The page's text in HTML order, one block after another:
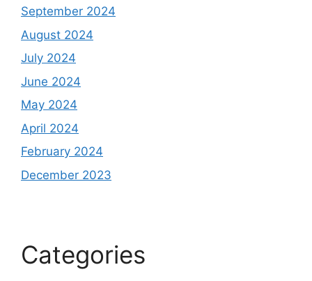
September 2024
August 2024
July 2024
June 2024
May 2024
April 2024
February 2024
December 2023
Categories